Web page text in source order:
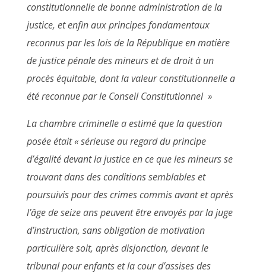
constitutionnelle de bonne administration de la
justice, et enfin aux principes fondamentaux
reconnus par les lois de la République en matière
de justice pénale des mineurs et de droit à un
procès équitable, dont la valeur constitutionnelle a
été reconnue par le Conseil Constitutionnel »
La chambre criminelle a estimé que la question
posée était « sérieuse au regard du principe
d’égalité devant la justice en ce que les mineurs se
trouvant dans des conditions semblables et
poursuivis pour des crimes commis avant et après
l’âge de seize ans peuvent être envoyés par la juge
d’instruction, sans obligation de motivation
particulière soit, après disjonction, devant le
tribunal pour enfants et la cour d’assises des